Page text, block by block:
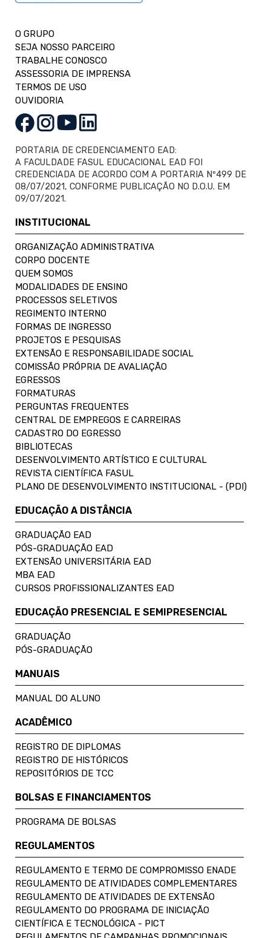
O GRUPO
SEJA NOSSO PARCEIRO
TRABALHE CONOSCO
ASSESSORIA DE IMPRENSA
TERMOS DE USO
OUVIDORIA
PORTARIA DE CREDENCIAMENTO EAD:
A FACULDADE FASUL EDUCACIONAL EAD FOI
CREDENCIADA DE ACORDO COM A PORTARIA Nº499 DE
08/07/2021, CONFORME PUBLICAÇÃO NO D.O.U. EM
09/07/2021.
INSTITUCIONAL
ORGANIZAÇÃO ADMINISTRATIVA
CORPO DOCENTE
QUEM SOMOS
MODALIDADES DE ENSINO
PROCESSOS SELETIVOS
REGIMENTO INTERNO
FORMAS DE INGRESSO
PROJETOS E PESQUISAS
EXTENSÃO E RESPONSABILIDADE SOCIAL
COMISSÃO PRÓPRIA DE AVALIAÇÃO
EGRESSOS
FORMATURAS
PERGUNTAS FREQUENTES
CENTRAL DE EMPREGOS E CARREIRAS
CADASTRO DO EGRESSO
BIBLIOTECAS
DESENVOLVIMENTO ARTÍSTICO E CULTURAL
REVISTA CIENTÍFICA FASUL
PLANO DE DESENVOLVIMENTO INSTITUCIONAL - (PDI)
EDUCAÇÃO A DISTÂNCIA
GRADUAÇÃO EAD
PÓS-GRADUAÇÃO EAD
EXTENSÃO UNIVERSITÁRIA EAD
MBA EAD
CURSOS PROFISSIONALIZANTES EAD
EDUCAÇÃO PRESENCIAL E SEMIPRESENCIAL
GRADUAÇÃO
PÓS-GRADUAÇÃO
MANUAIS
MANUAL DO ALUNO
ACADÊMICO
REGISTRO DE DIPLOMAS
REGISTRO DE HISTÓRICOS
REPOSITÓRIOS DE TCC
BOLSAS E FINANCIAMENTOS
PROGRAMA DE BOLSAS
REGULAMENTOS
REGULAMENTO E TERMO DE COMPROMISSO ENADE
REGULAMENTO DE ATIVIDADES COMPLEMENTARES
REGULAMENTO DE ATIVIDADES DE EXTENSÃO
REGULAMENTO DO PROGRAMA DE INICIAÇÃO
CIENTÍFICA E TECNOLÓGICA - PICT